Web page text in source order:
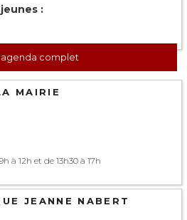
:
complet
MAIRIE
à 12h et de 13h30 à 17h
JEANNE NABERT